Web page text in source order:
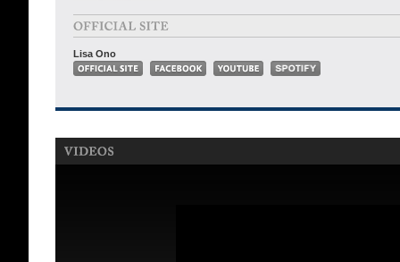
Lisa Ono